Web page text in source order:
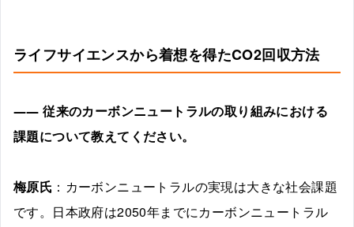
ライフサイエンスから着想を得たCO2回収方法
――従来のカーボンニュートラルの取り組みにおける
課題について教えてください。
梅原氏 ：カーボンニュートラルの実現は大きな社会課題
です。日本政府は2050年までにカーボンニュートラル